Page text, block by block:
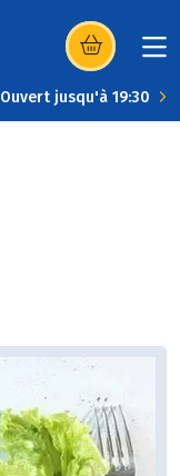
(s’ouvre dans
Ouvert jusqu'à 19:30